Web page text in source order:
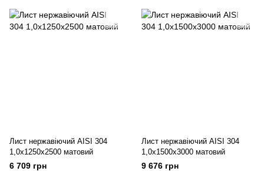
Лист нержавіючий AISI 304
1,0х1250х2500 матовий
6 709 грн
Лист нержавіючий AISI 304
1,0х1500х3000 матовий
9 676 грн